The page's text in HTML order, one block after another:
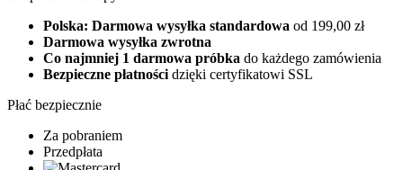
Polska: Darmowa wysyłka standardowa od 199,00 zł
Darmowa wysyłka zwrotna
Co najmniej 1 darmowa próbka do każdego zamówienia
Bezpieczne płatności dzięki certyfikatowi SSL
Płać bezpiecznie
Za pobraniem
Przedpłata